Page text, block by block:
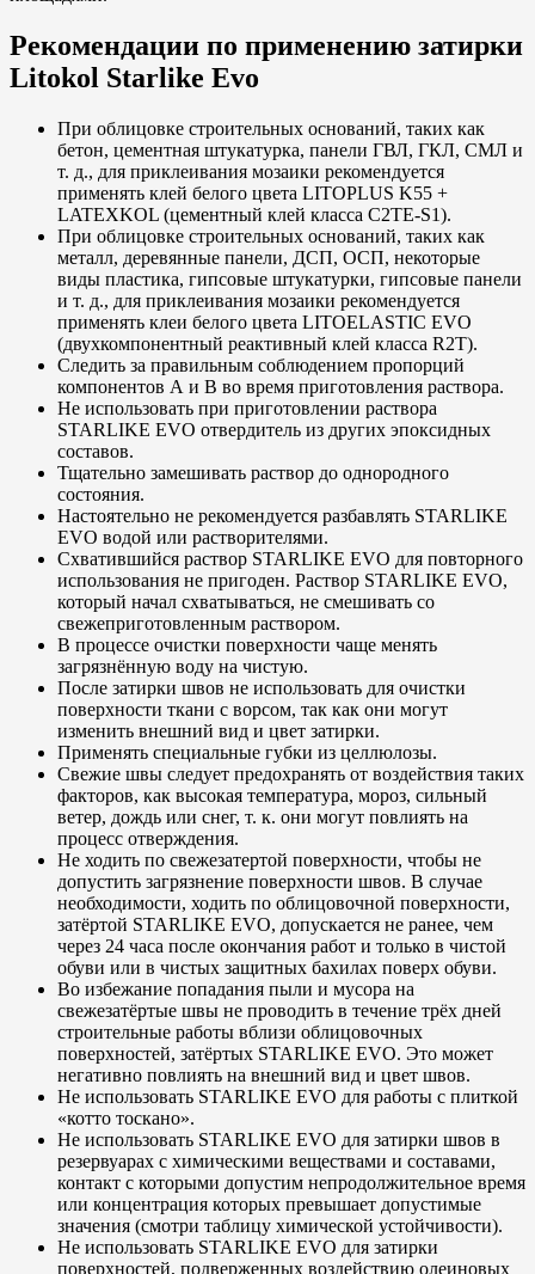
Рекомендации по применению затирки
Litokol Starlike Evo
При облицовке строительных оснований, таких как
бетон, цементная штукатурка, панели ГВЛ, ГКЛ, СМЛ и
т. д., для приклеивания мозаики рекомендуется
применять клей белого цвета LITOPLUS K55 +
LATEXKOL (цементный клей класса C2TE-S1).
При облицовке строительных оснований, таких как
металл, деревянные панели, ДСП, ОСП, некоторые
виды пластика, гипсовые штукатурки, гипсовые панели
и т. д., для приклеивания мозаики рекомендуется
применять клеи белого цвета LITOELASTIC EVO
(двухкомпонентный реактивный клей класса R2T).
Следить за правильным соблюдением пропорций
компонентов А и В во время приготовления раствора.
Не использовать при приготовлении раствора
STARLIKE EVO отвердитель из других эпоксидных
составов.
Тщательно замешивать раствор до однородного
состояния.
Настоятельно не рекомендуется разбавлять STARLIKE
EVO водой или растворителями.
Схватившийся раствор STARLIKE EVO для повторного
использования не пригоден. Раствор STARLIKE EVO,
который начал схватываться, не смешивать со
свежеприготовленным раствором.
В процессе очистки поверхности чаще менять
загрязнённую воду на чистую.
После затирки швов не использовать для очистки
поверхности ткани с ворсом, так как они могут
изменить внешний вид и цвет затирки.
Применять специальные губки из целлюлозы.
Свежие швы следует предохранять от воздействия таких
факторов, как высокая температура, мороз, сильный
ветер, дождь или снег, т. к. они могут повлиять на
процесс отверждения.
Не ходить по свежезатертой поверхности, чтобы не
допустить загрязнение поверхности швов. В случае
необходимости, ходить по облицовочной поверхности,
затёртой STARLIKE EVO, допускается не ранее, чем
через 24 часа после окончания работ и только в чистой
обуви или в чистых защитных бахилах поверх обуви.
Во избежание попадания пыли и мусора на
свежезатёртые швы не проводить в течение трёх дней
строительные работы вблизи облицовочных
поверхностей, затёртых STARLIKE EVO. Это может
негативно повлиять на внешний вид и цвет швов.
Не использовать STARLIKE EVO для работы с плиткой
«котто тоскано».
Не использовать STARLIKE EVO для затирки швов в
резервуарах с химическими веществами и составами,
контакт с которыми допустим непродолжительное время
или концентрация которых превышает допустимые
значения (смотри таблицу химической устойчивости).
Не использовать STARLIKE EVO для затирки
поверхностей, подверженных воздействию олеиновых